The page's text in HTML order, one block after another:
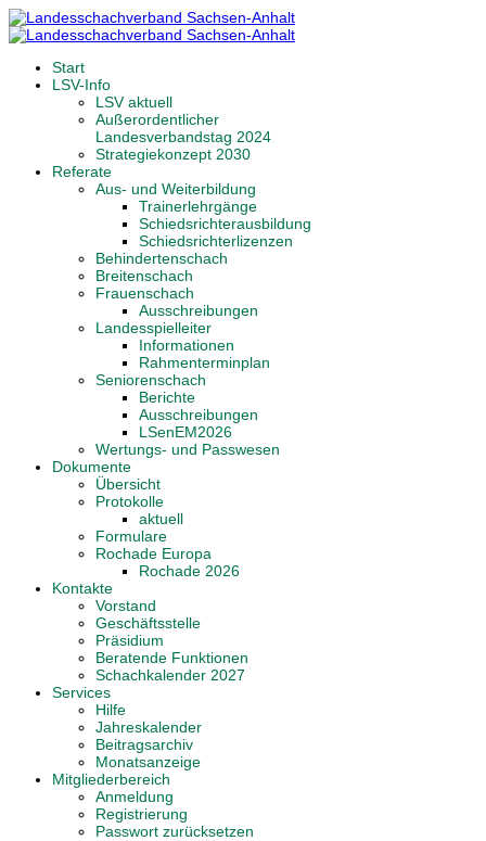
Start
LSV-Info
LSV aktuell
Außerordentlicher
Landesverbandstag 2024
Strategiekonzept 2030
Referate
Aus- und Weiterbildung
Trainerlehrgänge
Schiedsrichterausbildung
Schiedsrichterlizenzen
Behindertenschach
Breitenschach
Frauenschach
Ausschreibungen
Landesspielleiter
Informationen
Rahmenterminplan
Seniorenschach
Berichte
Ausschreibungen
LSenEM2026
Wertungs- und Passwesen
Dokumente
Übersicht
Protokolle
aktuell
Formulare
Rochade Europa
Rochade 2026
Kontakte
Vorstand
Geschäftsstelle
Präsidium
Beratende Funktionen
Schachkalender 2027
Services
Hilfe
Jahreskalender
Beitragsarchiv
Monatsanzeige
Mitgliederbereich
Anmeldung
Registrierung
Passwort zurücksetzen